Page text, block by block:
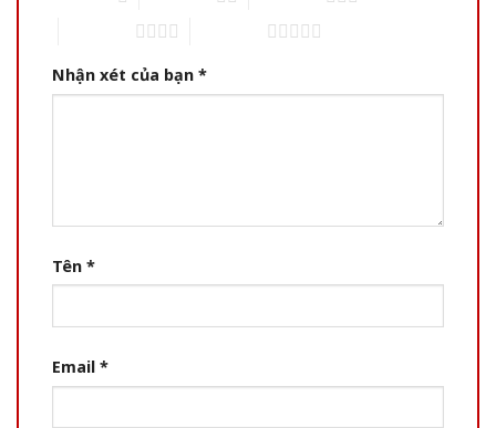
Nhận xét của bạn *
Tên *
Email *